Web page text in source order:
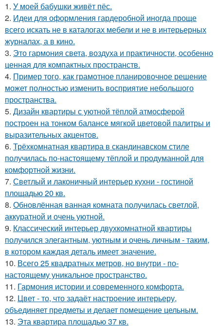
1. У моей бабушки живёт пёс.
2. Идеи для оформления гардеробной иногда проще
всего искать не в каталогах мебели и не в интерьерных
журналах, а в кино.
3. Это гармония света, воздуха и практичности, особенно
ценная для компактных пространств.
4. Пример того, как грамотное планировочное решение
может полностью изменить восприятие небольшого
пространства.
5. Дизайн квартиры с уютной тёплой атмосферой
построен на тонком балансе мягкой цветовой палитры и
выразительных акцентов.
6. Трёхкомнатная квартира в скандинавском стиле
получилась по-настоящему тёплой и продуманной для
комфортной жизни.
7. Светлый и лаконичный интерьер кухни - гостиной
площадью 20 кв.
8. Обновлённая ванная комната получилась светлой,
аккуратной и очень уютной.
9. Классический интерьер двухкомнатной квартиры
получился элегантным, уютным и очень личным - таким,
в котором каждая деталь имеет значение.
10. Всего 25 квадратных метров, но внутри - по-
настоящему уникальное пространство.
11. Гармония истории и современного комфорта.
12. Цвет - то, что задаёт настроение интерьеру,
объединяет предметы и делает помещение цельным.
13. Эта квартира площадью 37 кв.